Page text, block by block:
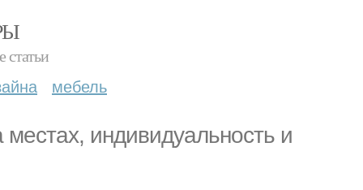
статьи
мебель
индивидуальность и